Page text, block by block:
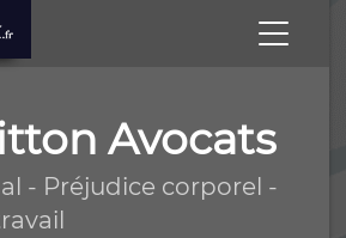
Avocats
- Préjudice corporel -